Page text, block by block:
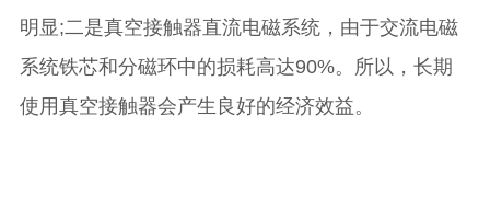
明显;二是真空接触器直流电磁系统，由于交流电磁
系统铁芯和分磁环中的损耗高达90%。所以，长期
使用真空接触器会产生良好的经济效益。